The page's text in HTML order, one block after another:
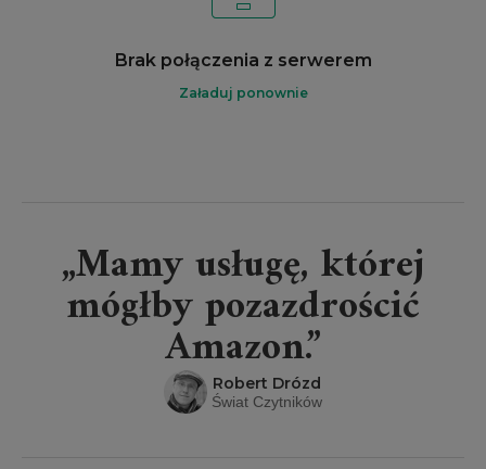
Brak połączenia z serwerem
Załaduj ponownie
„Mamy usługę, której
mógłby pozazdrościć
Amazon.”
Robert Drózd
Świat Czytników